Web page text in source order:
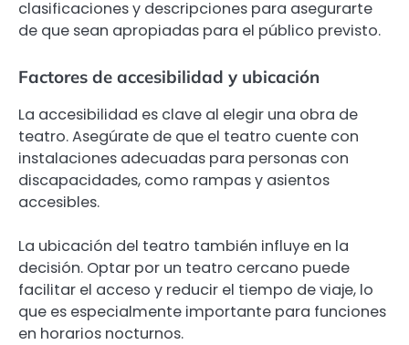
clasificaciones y descripciones para asegurarte
de que sean apropiadas para el público previsto.
Factores de accesibilidad y ubicación
La accesibilidad es clave al elegir una obra de
teatro. Asegúrate de que el teatro cuente con
instalaciones adecuadas para personas con
discapacidades, como rampas y asientos
accesibles.
La ubicación del teatro también influye en la
decisión. Optar por un teatro cercano puede
facilitar el acceso y reducir el tiempo de viaje, lo
que es especialmente importante para funciones
en horarios nocturnos.